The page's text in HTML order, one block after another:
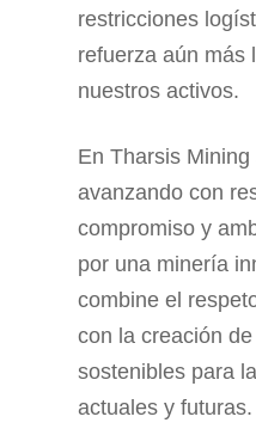
restricciones
refuerza aún más
nuestros activos.
En Tharsis
avanzando con
compromiso y
por una minería
combine el
con la creación
sostenibles para
actuales y futuras.